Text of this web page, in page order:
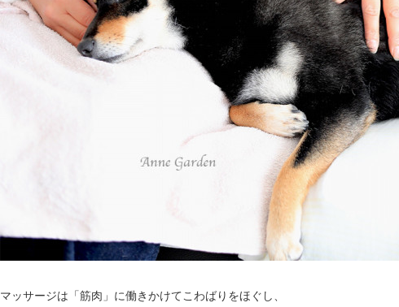
マッサージは「筋肉」に働きかけてこわばりをほぐし、